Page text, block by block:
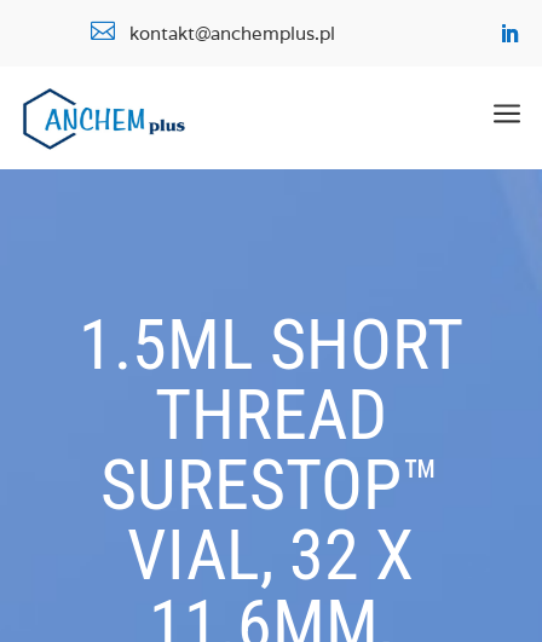
 kontakt@anchemplus.pl
a
1.5ML SHORT
THREAD
SURESTOP™
VIAL, 32 X
11.6MM,